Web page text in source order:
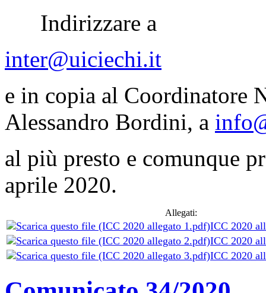
Indirizzare a
inter@uiciechi.it
e in copia al Coordinatore
Alessandro Bordini, a
al più presto e comunque
aprile 2020.
Allegati:
ICC 2020
ICC 2020
ICC 2020